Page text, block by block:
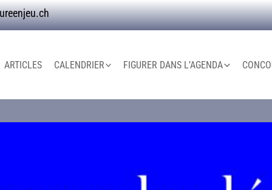
ARTICLES CALENDRIER FIGURER DANS L’AGENDA